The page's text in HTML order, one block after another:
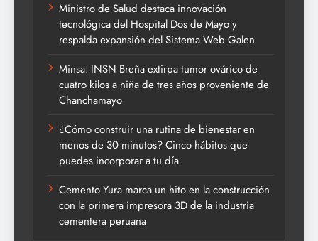
Ministro de Salud destaca innovación
tecnológica del Hospital Dos de Mayo y
respalda expansión del Sistema Web Galen
Minsa: INSN Breña extirpa tumor ovárico de
cuatro kilos a niña de tres años proveniente de
Chanchamayo
¿Cómo construir una rutina de bienestar en
menos de 30 minutos? Cinco hábitos que
puedes incorporar a tu día
Cemento Yura marca un hito en la construcción
con la primera impresora 3D de la industria
cementera peruana